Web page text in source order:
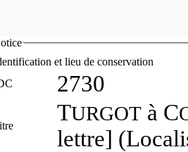
et lieu de conservation
2730
TURGOT à C
lettre]